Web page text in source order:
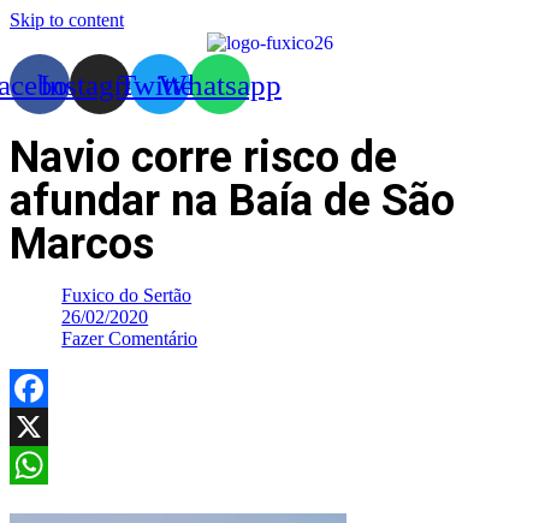
Skip to content
InstagramTwitterWhatsapp
Navio corre risco de
afundar na Baía de São
Marcos
Fuxico do Sertão
26/02/2020
Fazer Comentário
Facebook
X